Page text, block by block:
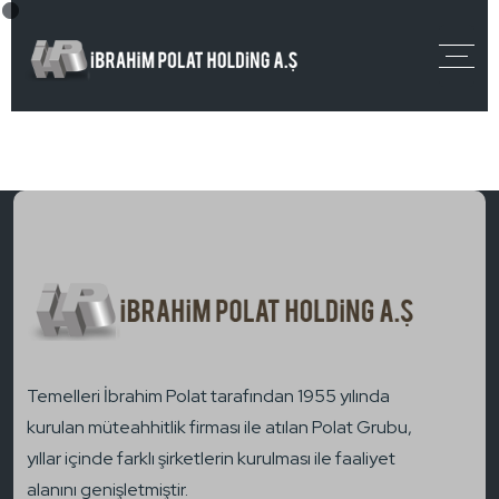
Temelleri İbrahim Polat tarafından 1955 yılında
kurulan müteahhitlik firması ile atılan Polat Grubu,
yıllar içinde farklı şirketlerin kurulması ile faaliyet
alanını genişletmiştir.